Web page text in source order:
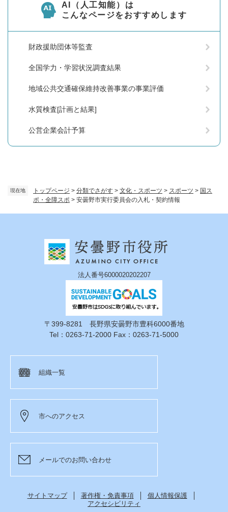
現在地 トップページ > 分類でさがす > 文化・スポーツ > スポーツ > 国ス
ポ・全障スポ > 安曇野市実行委員会の入札・契約情報
AI（人工知能）は
こんなページをおすすめします
財政援助団体等監査
全国学力・学習状況調査結果
地域公共交通確保維持改善事業の事業評価
水質検査[計画と結果]
公営企業会計予算
法人番号6000020202207
〒399-8281 長野県安曇野市豊科6000番地
Tel：0263-71-2000 Fax：0263-71-5000
組織一覧
市へのアクセス
メールでのお問い合わせ
サイトマップ 著作権・免責事項
個人情報保護
アクセシビリティ